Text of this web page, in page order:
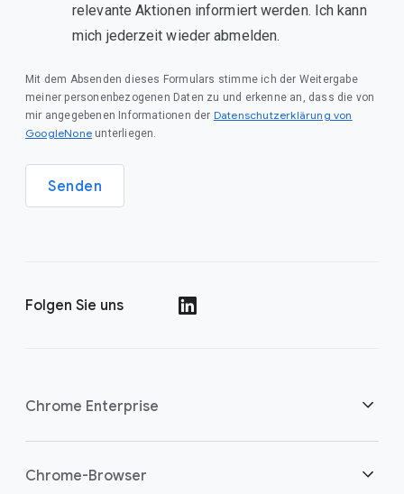
relevante Aktionen informiert werden. Ich kann
mich jederzeit wieder abmelden.
Mit dem Absenden dieses Formulars stimme ich der Weitergabe
meiner personenbezogenen Daten zu und erkenne an, dass die von
mir angegebenen Informationen der Datenschutzerklärung von
GoogleNone unterliegen.
Senden
Folgen Sie uns
Chrome Enterprise
Sicherheit
Chrome-Browser